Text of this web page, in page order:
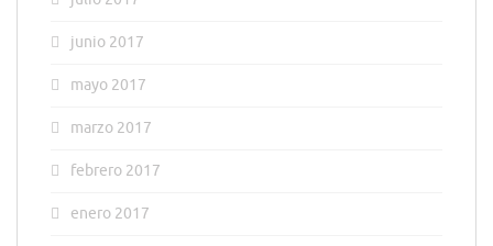
junio 2017
mayo 2017
marzo 2017
febrero 2017
enero 2017